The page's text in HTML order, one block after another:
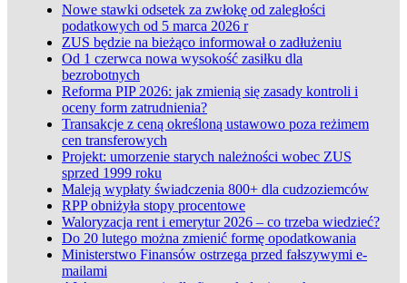
Nowe stawki odsetek za zwłokę od zaległości
podatkowych od 5 marca 2026 r
ZUS będzie na bieżąco informował o zadłużeniu
Od 1 czerwca nowa wysokość zasiłku dla
bezrobotnych
Reforma PIP 2026: jak zmienią się zasady kontroli i
oceny form zatrudnienia?
Transakcje z ceną określoną ustawowo poza reżimem
cen transferowych
Projekt: umorzenie starych należności wobec ZUS
sprzed 1999 roku
Maleją wypłaty świadczenia 800+ dla cudzoziemców
RPP obniżyła stopy procentowe
Waloryzacja rent i emerytur 2026 – co trzeba wiedzieć?
Do 20 lutego można zmienić formę opodatkowania
Ministerstwo Finansów ostrzega przed fałszywymi e-
mailami